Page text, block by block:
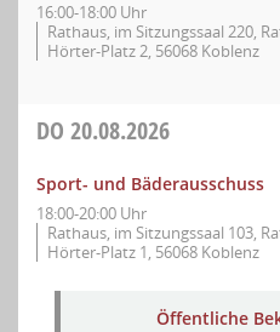
16:00-18:00 Uhr
Rathaus, im Sitzungssaal 220,
Hörter-Platz 2, 56068 Koblenz
DO 20.08.2026
Sport- und Bäderausschuss
18:00-20:00 Uhr
Rathaus, im Sitzungssaal 103,
Hörter-Platz 1, 56068 Koblenz
Öffentliche